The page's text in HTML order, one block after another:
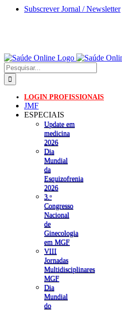
Skip
Subscrever Jornal / Newsletter
Pesquisar
LOGIN PROFISSIONAIS
JMF
ESPECIAIS
Update em
medicina
2026
Dia
Mundial
da
Esquizofrenia
2026
3.ᵒ
Congresso
Nacional
de
Ginecologia
em MGF
VIII
Jornadas
Multidisciplinares
MGF
Dia
Mundial
do